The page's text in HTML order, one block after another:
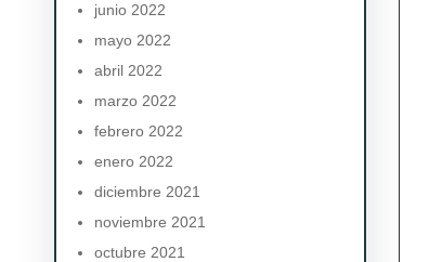
junio 2022
mayo 2022
abril 2022
marzo 2022
febrero 2022
enero 2022
diciembre 2021
noviembre 2021
octubre 2021